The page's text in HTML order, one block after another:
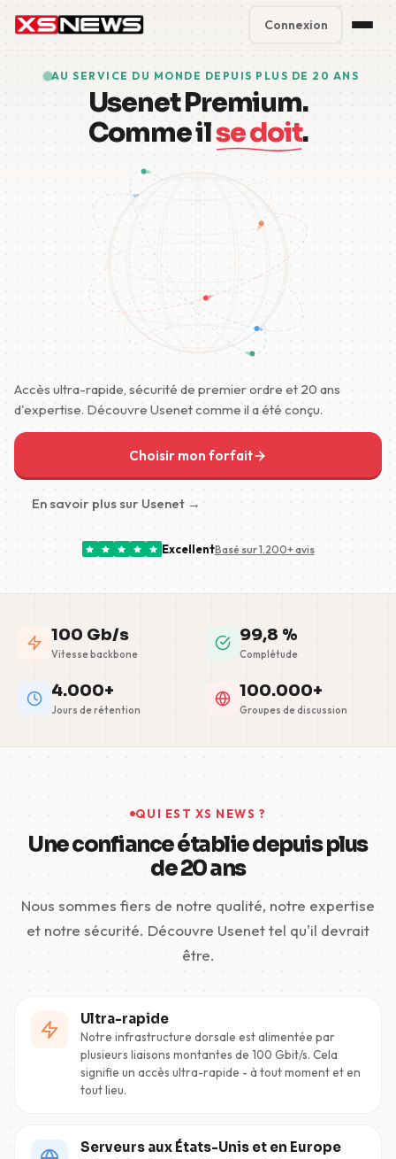
Premium Plans%
Block Accounts
Contact
5 Day Pass
Connexion
AU SERVICE DU MONDE DEPUIS PLUS DE 20 ANS
Usenet Premium.
Comme ilse doit.
Accès ultra-rapide, sécurité de premier ordre et 20 ans
d'expertise. Découvre Usenet comme il a été conçu.
Choisir mon forfait
En savoir plus sur Usenet →
ExcellentBasé sur 1.200+ avis
100 Gb/s
Vitesse backbone
99,8 %
Complétude
4.000+
Jours de rétention
100.000+
Groupes de discussion
QUI EST XS NEWS ?
Une confiance établie depuis plus
de 20 ans
Nous sommes fiers de notre qualité, notre expertise
et notre sécurité. Découvre Usenet tel qu'il devrait
être.
Ultra-rapide
Notre infrastructure dorsale est alimentée par
plusieurs liaisons montantes de 100 Gbit/s. Cela
signifie un accès ultra-rapide - à tout moment et en
tout lieu.
Serveurs aux États-Unis et en Europe